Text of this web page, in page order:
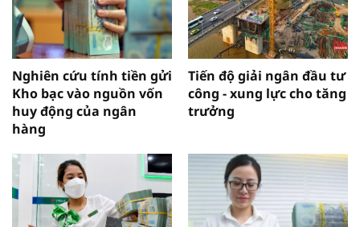
Nghiên cứu tính tiền gửi
Kho bạc vào nguồn vốn
huy động của ngân
hàng
Tiến độ giải ngân đầu tư
công - xung lực cho tăng
trưởng